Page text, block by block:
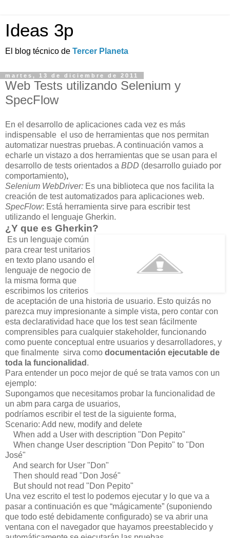
Ideas 3p
El blog técnico de Tercer Planeta
martes, 13 de diciembre de 2011
Web Tests utilizando Selenium y
SpecFlow
En el desarrollo de aplicaciones cada vez es más
indispensable el uso de herramientas que nos permitan
automatizar nuestras pruebas. A continuación vamos a
echarle un vistazo a dos herramientas que se usan para el
desarrollo de tests orientados a BDD (desarrollo guiado por
comportamiento),
Selenium WebDriver: Es una biblioteca que nos facilita la
creación de test automatizados para aplicaciones web.
SpecFlow: Está herramienta sirve para escribir test
utilizando el lenguaje Gherkin.
¿Y que es Gherkin?
Es un lenguaje común
para crear test unitarios
en texto plano usando el
lenguaje de negocio de
la misma forma que
escribimos los criterios
de aceptación de una historia de usuario. Esto quizás no
parezca muy impresionante a simple vista, pero contar con
esta declaratividad hace que los test sean fácilmente
comprensibles para cualquier stakeholder, funcionando
como puente conceptual entre usuarios y desarrolladores, y
que finalmente sirva como documentación ejecutable de
toda la funcionalidad .
Para entender un poco mejor de qué se trata vamos con un
ejemplo:
Supongamos que necesitamos probar la funcionalidad de
un abm para carga de usuarios,
podríamos escribir el test de la siguiente forma,
Scenario: Add new, modify and delete
When add a User with description "Don Pepito"
When change User description "Don Pepito" to "Don
José"
And search for User "Don"
Then should read "Don José"
But should not read "Don Pepito"
Una vez escrito el test lo podemos ejecutar y lo que va a
pasar a continuación es que “mágicamente” (suponiendo
que todo esté debidamente configurado) se va abrir una
ventana con el navegador que hayamos preestablecido y